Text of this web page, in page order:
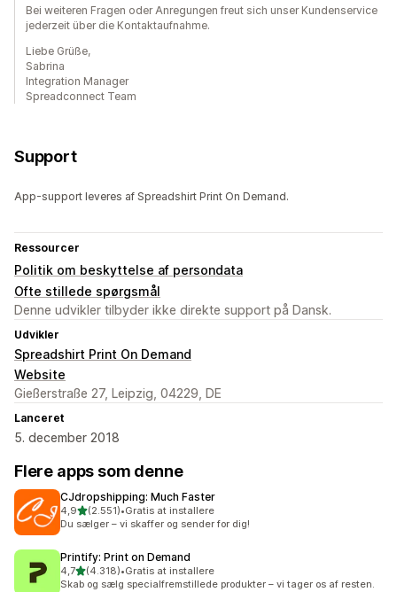
Bei weiteren Fragen oder Anregungen freut sich unser Kundenservice
jederzeit über die Kontaktaufnahme.
Liebe Grüße,
Sabrina
Integration Manager
Spreadconnect Team
Support
App-support leveres af Spreadshirt Print On Demand.
Ressourcer
Politik om beskyttelse af persondata
Ofte stillede spørgsmål
Denne udvikler tilbyder ikke direkte support på Dansk.
Udvikler
Spreadshirt Print On Demand
Website
Gießerstraße 27, Leipzig, 04229, DE
Lanceret
5. december 2018
Flere apps som denne
CJdropshipping: Much Faster
4,9ud af 5 stjerner
(2.551)
2551 anmeldelser i alt
•Gratis at installere
Du sælger – vi skaffer og sender for dig!
Printify: Print on Demand
4,7ud af 5 stjerner
(4.318)
4318 anmeldelser i alt
•Gratis at installere
Skab og sælg specialfremstillede produkter – vi tager os af resten.